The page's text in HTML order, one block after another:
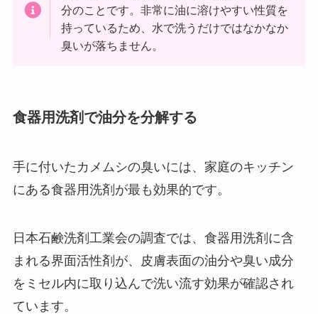
分のことです。非常に油に溶けやすい性質を
持っているため、水で洗うだけではなかなか
臭いが落ちません。
食器用洗剤で油分を分解する
手に付いたカメムシの臭いには、家庭のキッチン
にある食器用洗剤が最も効果的です。
日本石鹸洗剤工業会の調査では、食器用洗剤に含
まれる界面活性剤が、皮膚表面の油分や臭い成分
をミセル内に取り込んで洗い流す効果が確認され
ています。